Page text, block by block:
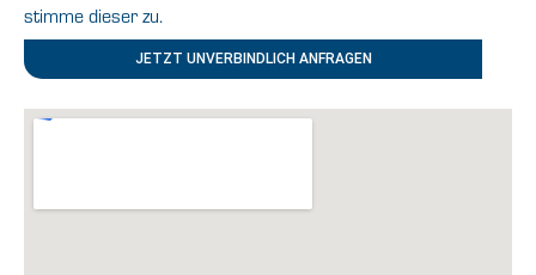
stimme dieser zu.
JETZT UNVERBINDLICH ANFRAGEN